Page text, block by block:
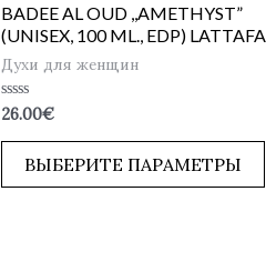
BADEE AL OUD ,,AMETHYST”
(UNISEX, 100 ML., EDP) LATTAFA
Духи для женщин
Оценка
из
26.00€
ВЫБЕРИТЕ ПАРАМЕТРЫ